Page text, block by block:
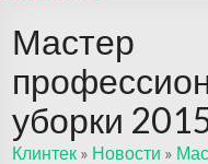
Мастер
уборки
Клинтек » Новости »